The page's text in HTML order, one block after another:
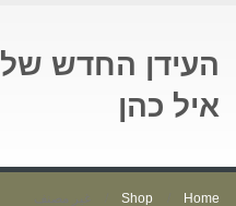
העידן החדש של
איל כהן
Home
Shop غير مصنف